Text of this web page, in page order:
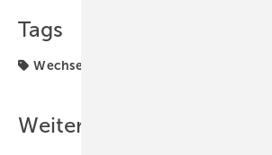
Tags
Wechselrichter
Weitere Inhalte